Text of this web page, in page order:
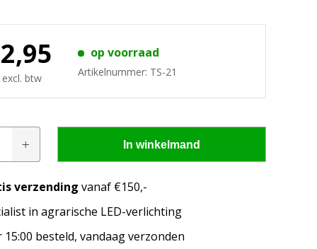
passen op mijn
btw
op voorraad
Artikelnummer: TS-21
In winkelmand
verzending vanaf €150,-
in agrarische LED-verlichting
15:00 besteld, vandaag verzonden